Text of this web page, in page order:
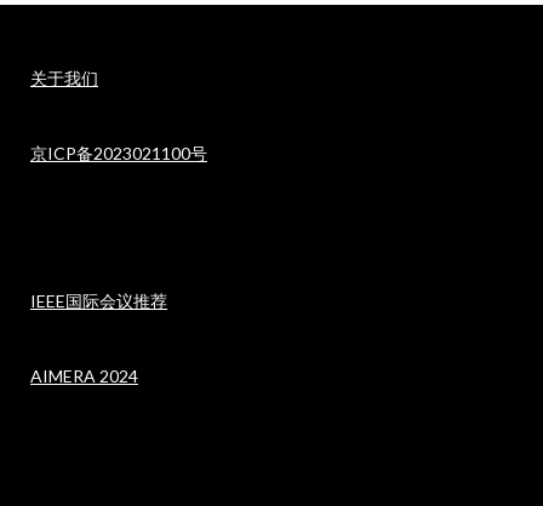
关于我们
京ICP备2023021100号
IEEE国际会议推荐
AIMERA 2024